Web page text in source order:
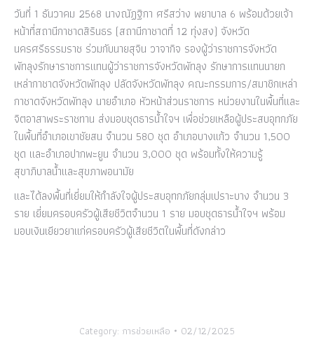
วันที่ 1 ธันวาคม 2568 นางณัฏฐิกา ศรีสว่าง พยาบาล 6 พร้อมด้วยเจ้า
หน้าที่สถานีกาชาดสิรินธร (สถานีกาชาดที่ 12 ทุ่งสง) จังหวัด
นครศรีธรรมราช ร่วมกับนายสุจิน วาจากิจ รองผู้ว่าราชการจังหวัด
พัทลุงรักษาราชการแทนผู้ว่าราชการจังหวัดพัทลุง รักษาการแทนนายก
เหล่ากาชาดจังหวัดพัทลุง ปลัดจังหวัดพัทลุง คณะกรรมการ/สมาชิกเหล่า
กาชาดจังหวัดพัทลุง นายอำเภอ หัวหน้าส่วนราชการ หน่วยงานในพื้นที่และ
จิตอาสาพระราชทาน ส่งมอบชุดธารน้ำใจฯ เพื่อช่วยเหลือผู้ประสบอุทกภัย
ในพื้นที่อำเภอเขาชัยสน จำนวน 580 ชุด อำเภอบางแก้ว จำนวน 1,500
ชุด และอำเภอปากพะยูน จำนวน 3,000 ชุด พร้อมทั้งให้ความรู้
สุขาภิบาลน้ำและสุขภาพอนามัย
และได้ลงพื้นที่เยี่ยมให้กำลังใจผู้ประสบอุทกภัยกลุ่มเปราะบาง จำนวน 3
ราย เยี่ยมครอบครัวผู้เสียชีวิตจำนวน 1 ราย มอบชุดธารน้ำใจฯ พร้อม
มอบเงินเยียวยาแก่ครอบครัวผู้เสียชีวิตในพื้นที่ดังกล่าว
Category: การช่วยเหลือ 02/12/2025